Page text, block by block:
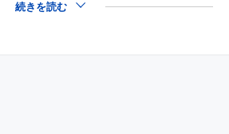
続きを読む